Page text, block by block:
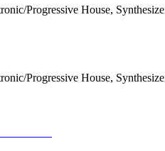
Progressive House,
Progressive House,